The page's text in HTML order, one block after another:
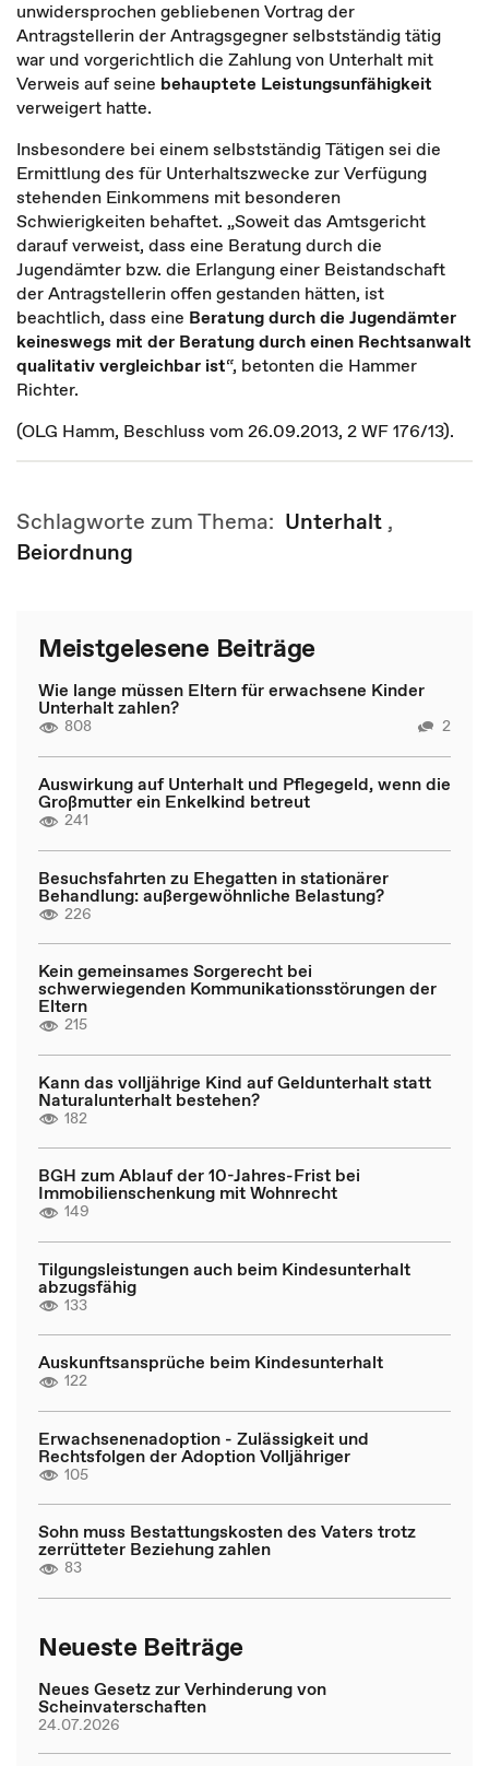
unwidersprochen gebliebenen Vortrag der
Antragstellerin der Antragsgegner selbstständig tätig
war und vorgerichtlich die Zahlung von Unterhalt mit
Verweis auf seine behauptete Leistungsunfähigkeit
verweigert hatte.
Insbesondere bei einem selbstständig Tätigen sei die
Ermittlung des für Unterhaltszwecke zur Verfügung
stehenden Einkommens mit besonderen
Schwierigkeiten behaftet. „Soweit das Amtsgericht
darauf verweist, dass eine Beratung durch die
Jugendämter bzw. die Erlangung einer Beistandschaft
der Antragstellerin offen gestanden hätten, ist
beachtlich, dass eine Beratung durch die Jugendämter
keineswegs mit der Beratung durch einen Rechtsanwalt
qualitativ vergleichbar ist“, betonten die Hammer
Richter.
(OLG Hamm, Beschluss vom 26.09.2013, 2 WF 176/13).
Schlagworte zum Thema: Unterhalt ,
Beiordnung
Meistgelesene Beiträge
Wie lange müssen Eltern für erwachsene Kinder
Unterhalt zahlen?
808 2
Auswirkung auf Unterhalt und Pflegegeld, wenn die
Großmutter ein Enkelkind betreut
241
Besuchsfahrten zu Ehegatten in stationärer
Behandlung: außergewöhnliche Belastung?
226
Kein gemeinsames Sorgerecht bei
schwerwiegenden Kommunikationsstörungen der
Eltern
215
Kann das volljährige Kind auf Geldunterhalt statt
Naturalunterhalt bestehen?
182
BGH zum Ablauf der 10-Jahres-Frist bei
Immobilienschenkung mit Wohnrecht
149
Tilgungsleistungen auch beim Kindesunterhalt
abzugsfähig
133
Auskunftsansprüche beim Kindesunterhalt
122
Erwachsenenadoption - Zulässigkeit und
Rechtsfolgen der Adoption Volljähriger
105
Sohn muss Bestattungskosten des Vaters trotz
zerrütteter Beziehung zahlen
83
Neueste Beiträge
Neues Gesetz zur Verhinderung von
Scheinvaterschaften
24.07.2026